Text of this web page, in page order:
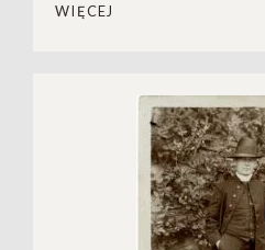
WIĘCEJ